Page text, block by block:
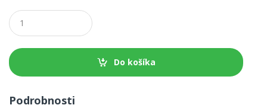
M
n
o
s
t
Do košíka
Podrobnosti